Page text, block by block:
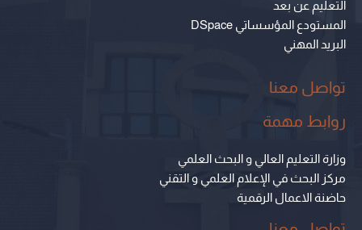
التعليم عن بعد
المستودع المؤسساتي DSpace
البريد المهني
تواصل معنا
روابط مهمة
وزارة التعليم العالي و البحث العلمي
مركز البحث في الإعلام العلمي و التقني
حاضنة الاعمال الرقمية